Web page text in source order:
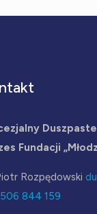
Fundacji
Rozpędowski
506 844 159